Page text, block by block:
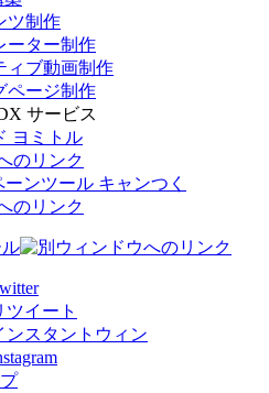
ツ制作
ーター制作
ィブ動画制作
ページ制作
サービス
ヨミトル
ーンツール キャンつく
ツイート
ンスタントウィン